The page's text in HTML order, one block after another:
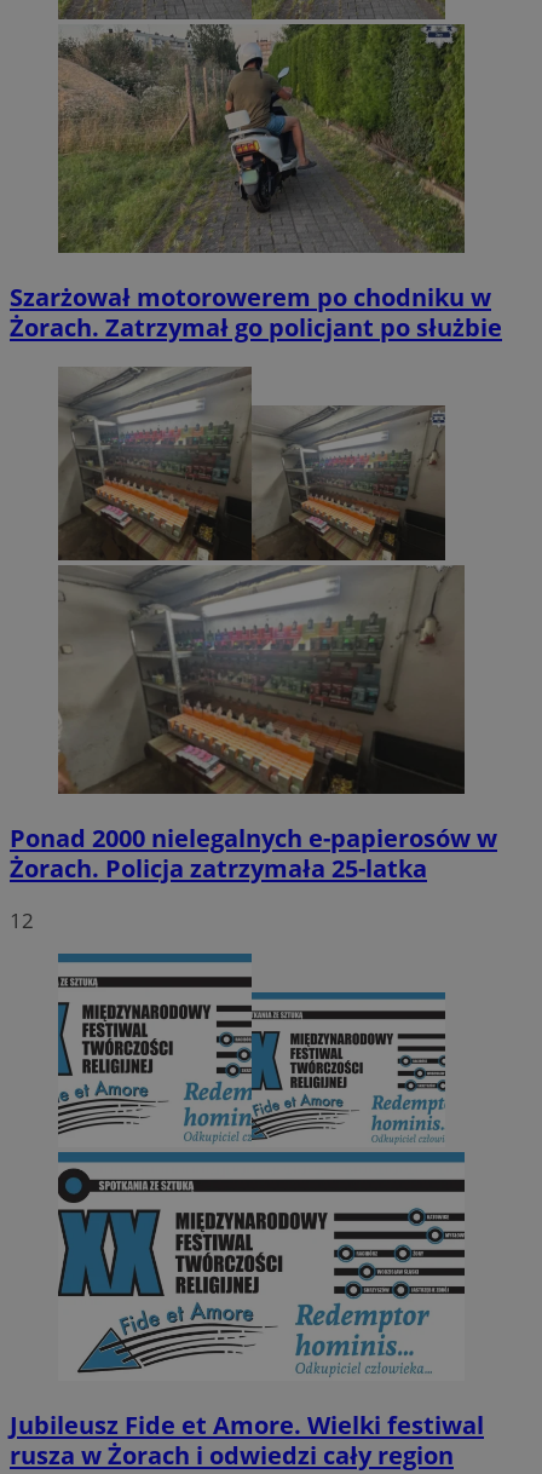
Szarżował motorowerem po chodniku w
Żorach. Zatrzymał go policjant po służbie
Ponad 2000 nielegalnych e-papierosów w
Żorach. Policja zatrzymała 25-latka
12
Jubileusz Fide et Amore. Wielki festiwal
rusza w Żorach i odwiedzi cały region